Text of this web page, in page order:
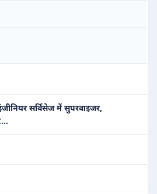
सर्विसेज में सुपरवाइजर,